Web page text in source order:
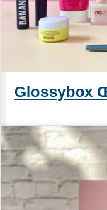
Glossybox